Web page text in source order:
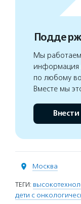
Мы
информация
по любому
Вместе мы
Москва
ТЕГИ:
дети с